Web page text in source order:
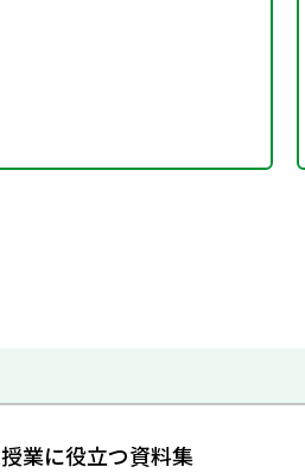
授業に役立つ資料集